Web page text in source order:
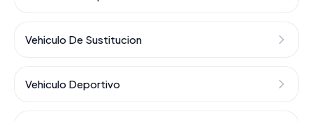
Vehiculo De Sustitucion
Vehiculo Deportivo